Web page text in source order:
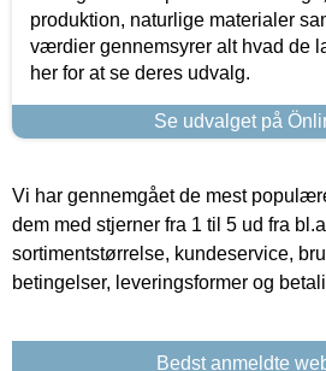
produktion, naturlige materialer
værdier gennemsyrer alt hvad de
her for at se deres udvalg.
Se udvalget på
Vi har gennemgået de mest
dem med stjerner fra 1 til 5 ud fra
sortimentstørrelse, kundeservice,
betingelser, leveringsformer og
Bedst anmeldte